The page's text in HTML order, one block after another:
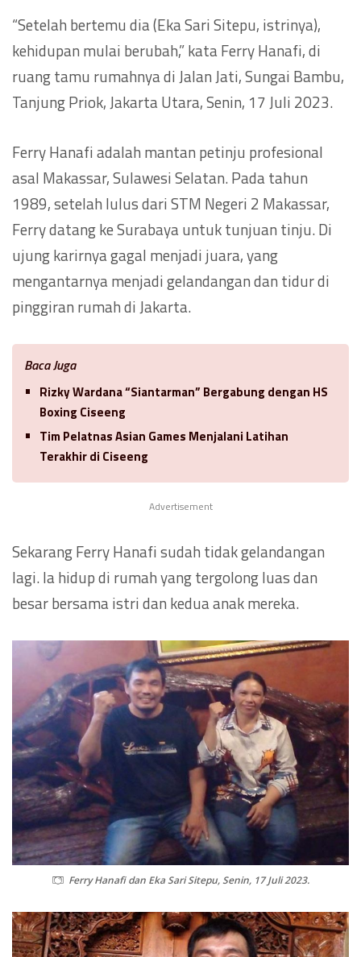
“Setelah bertemu dia (Eka Sari Sitepu, istrinya),
kehidupan mulai berubah,” kata Ferry Hanafi, di
ruang tamu rumahnya di Jalan Jati, Sungai Bambu,
Tanjung Priok, Jakarta Utara, Senin, 17 Juli 2023.
Ferry Hanafi adalah mantan petinju profesional
asal Makassar, Sulawesi Selatan. Pada tahun
1989, setelah lulus dari STM Negeri 2 Makassar,
Ferry datang ke Surabaya untuk tunjuan tinju. Di
ujung karirnya gagal menjadi juara, yang
mengantarnya menjadi gelandangan dan tidur di
pinggiran rumah di Jakarta.
Baca Juga
Rizky Wardana “Siantarman” Bergabung dengan HS
Boxing Ciseeng
Tim Pelatnas Asian Games Menjalani Latihan
Terakhir di Ciseeng
Advertisement
Sekarang Ferry Hanafi sudah tidak gelandangan
lagi. Ia hidup di rumah yang tergolong luas dan
besar bersama istri dan kedua anak mereka.
Ferry Hanafi dan Eka Sari Sitepu, Senin, 17 Juli 2023.